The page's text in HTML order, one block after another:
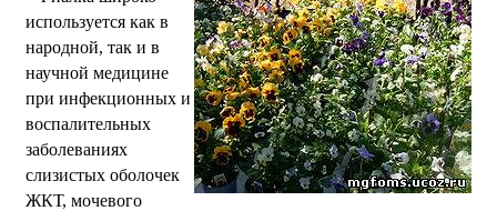
используется как в
народной, так и в
научной медицине
при инфекционных и
воспалительных
заболеваниях
слизистых оболочек
ЖКТ, мочевого